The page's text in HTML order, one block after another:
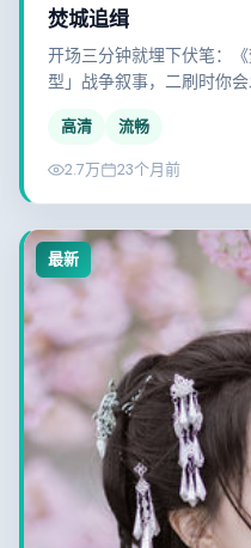
焚城追缉
开场三分钟就埋下伏笔：
型」战争叙事，二刷时你
高清 流畅
2.7万 23个月前
最新